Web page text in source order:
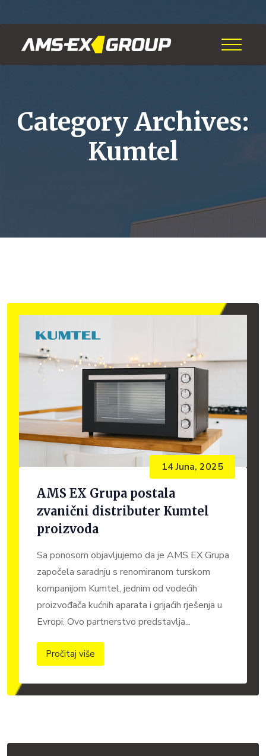
Category Archives:
Kumtel
14 Juna, 2025
AMS EX Grupa postala
zvanični distributer Kumtel
proizvoda
Sa ponosom objavljujemo da je AMS EX Grupa
započela saradnju s renomiranom turskom
kompanijom Kumtel, jednim od vodećih
proizvođača kućnih aparata i grijaćih rješenja u
Evropi. Ovo partnerstvo predstavlja...
Pročitaj više